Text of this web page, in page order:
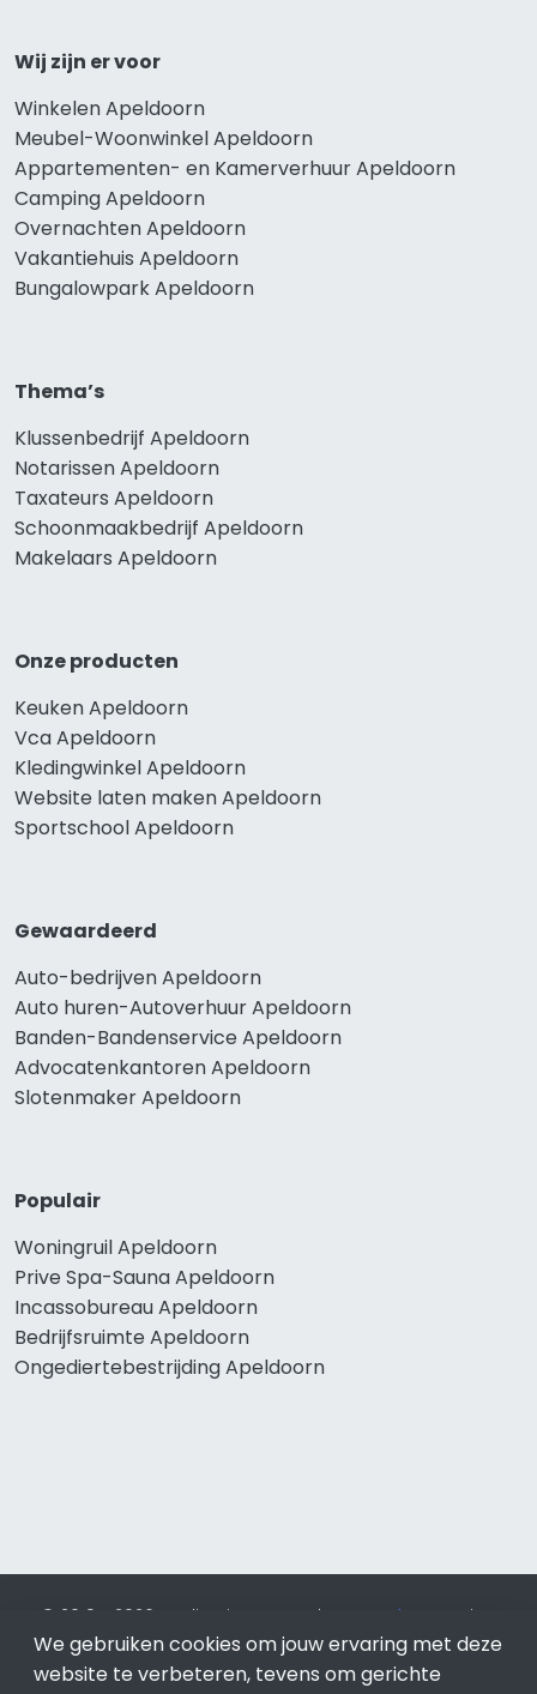
Wij zijn er voor
Winkelen Apeldoorn
Meubel-Woonwinkel Apeldoorn
Appartementen- en Kamerverhuur Apeldoorn
Camping Apeldoorn
Overnachten Apeldoorn
Vakantiehuis Apeldoorn
Bungalowpark Apeldoorn
Thema’s
Klussenbedrijf Apeldoorn
Notarissen Apeldoorn
Taxateurs Apeldoorn
Schoonmaakbedrijf Apeldoorn
Makelaars Apeldoorn
Onze producten
Keuken Apeldoorn
Vca Apeldoorn
Kledingwinkel Apeldoorn
Website laten maken Apeldoorn
Sportschool Apeldoorn
Gewaardeerd
Auto-bedrijven Apeldoorn
Auto huren-Autoverhuur Apeldoorn
Banden-Bandenservice Apeldoorn
Advocatenkantoren Apeldoorn
Slotenmaker Apeldoorn
Populair
Woningruil Apeldoorn
Prive Spa-Sauna Apeldoorn
Incassobureau Apeldoorn
Bedrijfsruimte Apeldoorn
Ongediertebestrijding Apeldoorn
© 2019 - 2026 Realisatie en SEO door SEO-bureau
Lion
Internet. Betaal alleen voor bewezen resultaten?SEO
optimalisatie No Cure No Pay.Apeldoornis onderdeel van
We gebruiken cookies om jouw ervaring met deze
website te verbeteren, tevens om gerichte